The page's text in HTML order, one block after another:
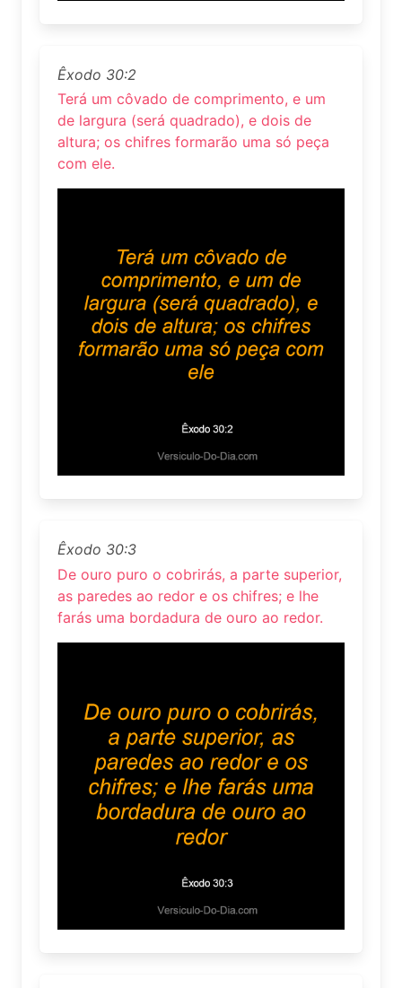
Êxodo 30:2
Terá um côvado de comprimento, e um
de largura (será quadrado), e dois de
altura; os chifres formarão uma só peça
com ele.
Êxodo 30:3
De ouro puro o cobrirás, a parte superior,
as paredes ao redor e os chifres; e lhe
farás uma bordadura de ouro ao redor.